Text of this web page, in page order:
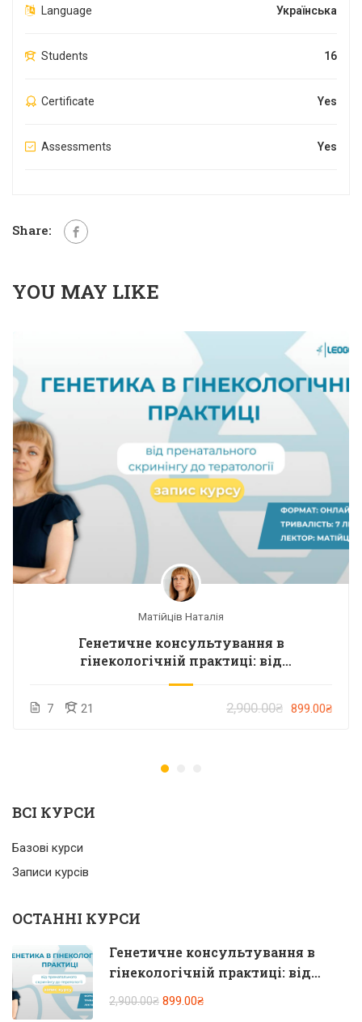
Language Українська
Students 16
Certificate Yes
Assessments Yes
Share:
YOU MAY LIKE
Матійців Наталія
Генетичне консультування в
гінекологічній практиці: від
7 21 2,900.00₴ 899.00₴
ВСІ КУРСИ
Базові курси
Записи курсів
ОСТАННІ КУРСИ
Генетичне консультування в
гінекологічній практиці: від
пренатального скринінгу до
тератології. Запис курсу
2,900.00₴ 899.00₴